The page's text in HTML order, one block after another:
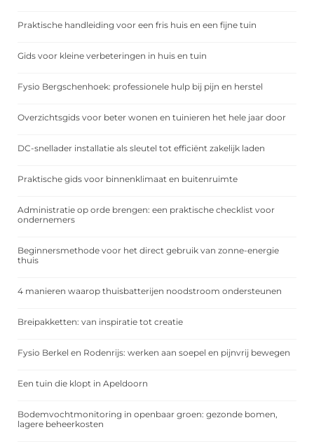
Praktische handleiding voor een fris huis en een fijne tuin
Gids voor kleine verbeteringen in huis en tuin
Fysio Bergschenhoek: professionele hulp bij pijn en herstel
Overzichtsgids voor beter wonen en tuinieren het hele jaar door
DC-snellader installatie als sleutel tot efficiënt zakelijk laden
Praktische gids voor binnenklimaat en buitenruimte
Administratie op orde brengen: een praktische checklist voor
ondernemers
Beginnersmethode voor het direct gebruik van zonne-energie
thuis
4 manieren waarop thuisbatterijen noodstroom ondersteunen
Breipakketten: van inspiratie tot creatie
Fysio Berkel en Rodenrijs: werken aan soepel en pijnvrij bewegen
Een tuin die klopt in Apeldoorn
Bodemvochtmonitoring in openbaar groen: gezonde bomen,
lagere beheerkosten